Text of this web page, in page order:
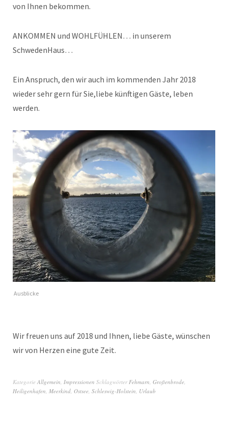
von Ihnen bekommen.
ANKOMMEN und WOHLFÜHLEN… in unserem
SchwedenHaus…
Ein Anspruch, den wir auch im kommenden Jahr 2018
wieder sehr gern für Sie,liebe künftigen Gäste, leben
werden.
Ausblicke
Wir freuen uns auf 2018 und Ihnen, liebe Gäste, wünschen
wir von Herzen eine gute Zeit.
Kategorie Allgemein, Impressionen SchlagwörterFehmarn, Großenbrode,
Heiligenhafen, Meerkind, Ostsee, Schleswig-Holstein, Urlaub